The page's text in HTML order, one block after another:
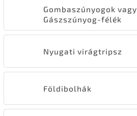
Gombaszúnyogok vagy
Gászszúnyog-félék
Nyugati virágtripsz
Földibolhák